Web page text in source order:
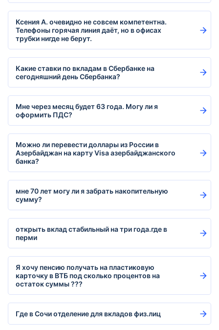
Ксения А. очевидно не совсем компетентна.
Телефоны горячая линия даёт, но в офисах
трубки нигде не берут.
Какие ставки по вкладам в Сбербанке на
сегодняшний день Сбербанка?
Мне через месяц будет 63 года. Могу ли я
оформить ПДС?
Можно ли перевести доллары из России в
Азербайджан на карту Visa азербайджанского
банка?
мне 70 лет могу ли я забрать накопительную
сумму?
открыть вклад стабильный на три года.где в
перми
Я хочу пенсию получать на пластиковую
карточку в ВТБ под сколько процентов на
остаток суммы ???
Где в Сочи отделение для вкладов физ.лиц